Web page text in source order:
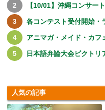
【10/01】沖縄コンサー
各コンテスト受付開始・
アニマガ・メイド・カフ
日本語弁論大会ビクト
人気の記事